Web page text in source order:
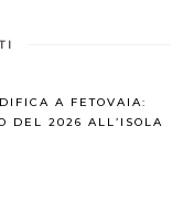
A FETOVAIA:
DEL 2026 ALL’ISOLA